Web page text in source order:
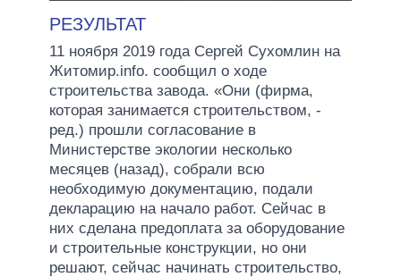
РЕЗУЛЬТАТ
11 ноября 2019 года Сергей Сухомлин на
Житомир.info. сообщил о ходе
строительства завода. «Они (фирма,
которая занимается строительством, -
ред.) прошли согласование в
Министерстве экологии несколько
месяцев (назад), собрали всю
необходимую документацию, подали
декларацию на начало работ. Сейчас в
них сделана предоплата за оборудование
и строительные конструкции, но они
решают, сейчас начинать строительство,